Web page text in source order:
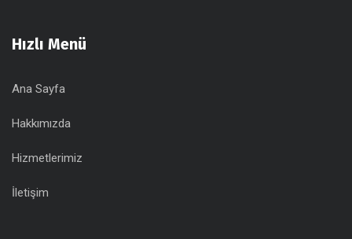
Hızlı Menü
Ana Sayfa
Hakkımızda
Hizmetlerimiz
İletişim